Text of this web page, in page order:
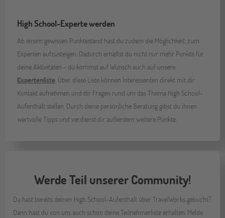
High School-Experte werden
Ab einem gewissen Punktestand hast du zudem die Möglichkeit, zum
Experten aufzusteigen. Dadurch erhältst du nicht nur mehr Punkte für
deine Aktivitäten - du kommst auf Wunsch auch auf unsere
Expertenliste. Über diese Liste können Interessenten direkt mit dir
Kontakt aufnehmen und dir Fragen rund um das Thema High School-
Aufenthalt stellen. Durch deine persönliche Beratung gibst du ihnen
wertvolle Tipps und verdienst dir außerdem weitere Punkte.
Werde Teil unserer Community!
Du hast bereits deinen High School-Aufenthalt über TravelWorks gebucht?
Dann hast du von uns auch schon deine Teilnehmerliste erhalten. Melde